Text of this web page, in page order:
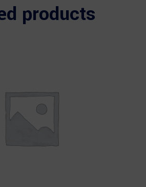
products